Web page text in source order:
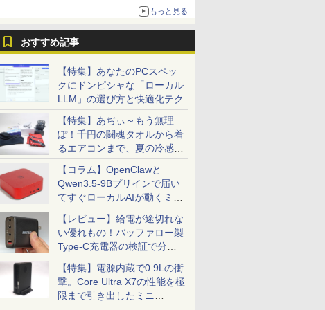
もっと見る
おすすめ記事
【特集】あなたのPCスペッ
クにドンピシャな「ローカル
LLM」の選び方と快適化テク
【特集】あぢぃ～もう無理
ぽ！千円の闘魂タオルから着
るエアコンまで、夏の冷感グ
ッズ一挙紹介
【コラム】OpenClawと
Qwen3.5-9Bプリインで届い
てすぐローカルAIが動くミニ
PC「SER9 Pro」
【レビュー】給電が途切れな
い優れもの！バッファロー製
Type-C充電器の検証で分か
ったこと
【特集】電源内蔵で0.9Lの衝
撃。Core Ultra X7の性能を極
限まで引き出したミニ